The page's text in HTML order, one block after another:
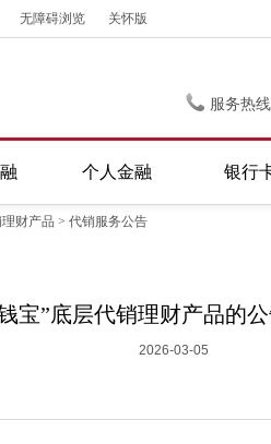
无障碍浏览 关怀版
服务热
个人金融 银行
财产品 > 代销服务公告
宝”底层代销理财产品的
2026-03-05